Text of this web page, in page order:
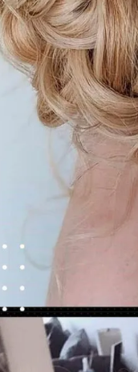
Opening